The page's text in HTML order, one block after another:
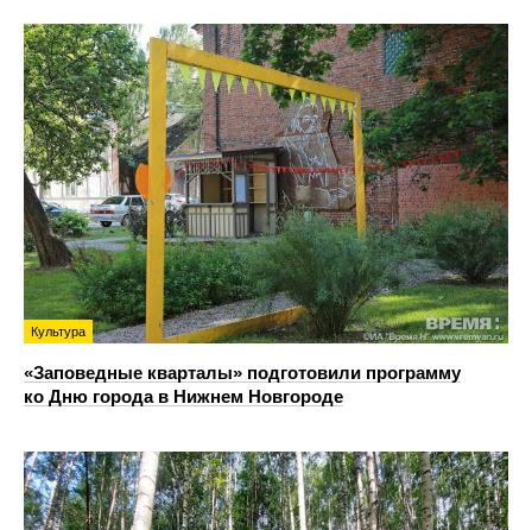
Культура
«Заповедные кварталы» подготовили программу
ко Дню города в Нижнем Новгороде